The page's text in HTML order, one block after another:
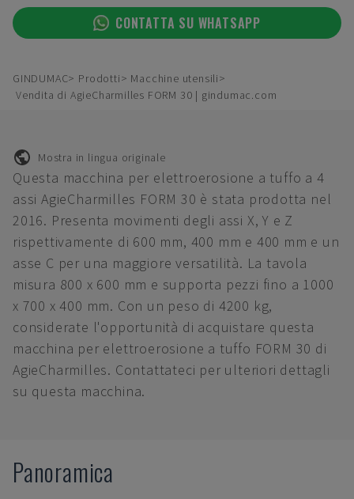
CONTATTA SU WHATSAPP
GINDUMAC Prodotti
Macchine utensili
Vendita di AgieCharmilles FORM 30 | gindumac.com
Mostra in lingua originale
Questa macchina per elettroerosione a tuffo a 4
assi AgieCharmilles FORM 30 è stata prodotta nel
2016. Presenta movimenti degli assi X, Y e Z
rispettivamente di 600 mm, 400 mm e 400 mm e un
asse C per una maggiore versatilità. La tavola
misura 800 x 600 mm e supporta pezzi fino a 1000
x 700 x 400 mm. Con un peso di 4200 kg,
considerate l'opportunità di acquistare questa
macchina per elettroerosione a tuffo FORM 30 di
AgieCharmilles. Contattateci per ulteriori dettagli
su questa macchina.
Panoramica